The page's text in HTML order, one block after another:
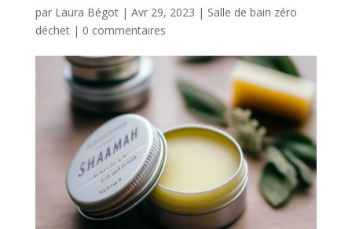
par Laura Bégot| Avr 29, 2023 | Salle de bain zéro
déchet| 0 commentaires